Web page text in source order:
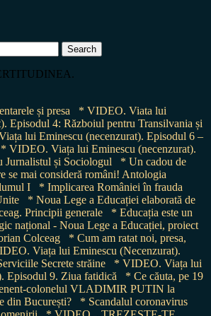
și presa
* VIDEO. Viata lui
Episodul 4: Războiul pentru Transilvania și
lui Eminescu (necenzurat). Episodul 6 –
* VIDEO. Viața lui Eminescu (necenzurat).
Jurnalistul și Sociologul
* Un cadou de
se mai consideră români! Antologia
I
* Implicarea României în frauda
* Noua Lege a Educației elaborată de
Principii generale
* Educația este un
național - Noua Lege a Educației, proiect
Colceag
* Cum am ratat noi, presa,
Viața lui Eminescu (Necenzurat).
Secrete străine
* VIDEO. Viața lui
Episodul 9. Ziua fatidică
* Ce căuta, pe 19
colonelul VLADIMIR PUTIN la
din București?
* Scandalul coronavirus